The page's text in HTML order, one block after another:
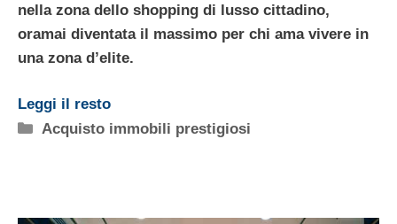
nella zona dello shopping di lusso cittadino,
oramai diventata il massimo per chi ama vivere in
una zona d’elite.
Leggi il resto
Categorie
Acquisto immobili prestigiosi